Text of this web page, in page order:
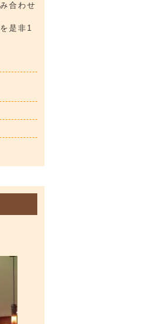
合わせ
是非1